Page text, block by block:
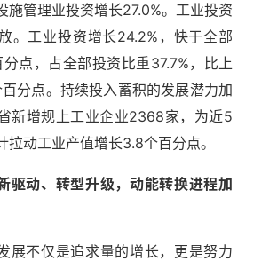
施管理业投资增长27.0%。工业投资
。工业投资增长24.2%，快于全部
点，占全部投资比重37.7%，比上
分点。持续投入蓄积的发展潜力加
新增规上工业企业2368家，为近5
拉动工业产值增长3.8个百分点。
驱动、转型升级，动能转换进程加
展不仅是追求量的增长，更是努力